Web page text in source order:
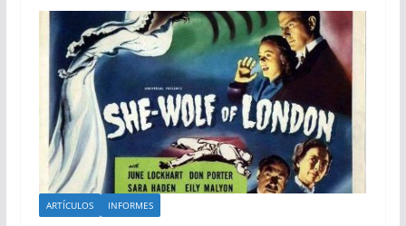
ARTÍCULOS INFORMES